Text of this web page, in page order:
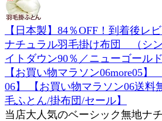
【日本製】84％OFF！到着後レ
ナチュラル羽毛掛け布団 （シ
イトダウン90％／ニューゴール
【お買い物マラソン06more05】
06】 【お買い物マラソン06送料
毛ふとん/掛布団/セール】
当店大人気のベーシック無地ナ